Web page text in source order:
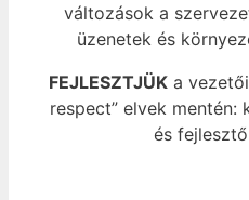
változások a
üzenetek és
FEJLESZTJÜKa vezetői
respect” elvek mentén:
és